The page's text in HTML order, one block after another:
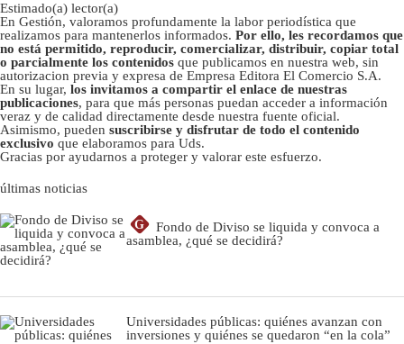
Estimado(a) lector(a)
En Gestión, valoramos profundamente la labor periodística que
realizamos para mantenerlos informados. Por ello, les recordamos que
no está permitido, reproducir, comercializar, distribuir, copiar total
o parcialmente los contenidos que publicamos en nuestra web, sin
autorizacion previa y expresa de Empresa Editora El Comercio S.A.
En su lugar, los invitamos a compartir el enlace de nuestras
publicaciones, para que más personas puedan acceder a información
veraz y de calidad directamente desde nuestra fuente oficial.
Asimismo, pueden suscribirse y disfrutar de todo el contenido
exclusivo que elaboramos para Uds.
Gracias por ayudarnos a proteger y valorar este esfuerzo.
últimas noticias
G
Fondo de Diviso se liquida y convoca a
asamblea, ¿qué se decidirá?
Universidades públicas: quiénes avanzan con
inversiones y quiénes se quedaron “en la cola”